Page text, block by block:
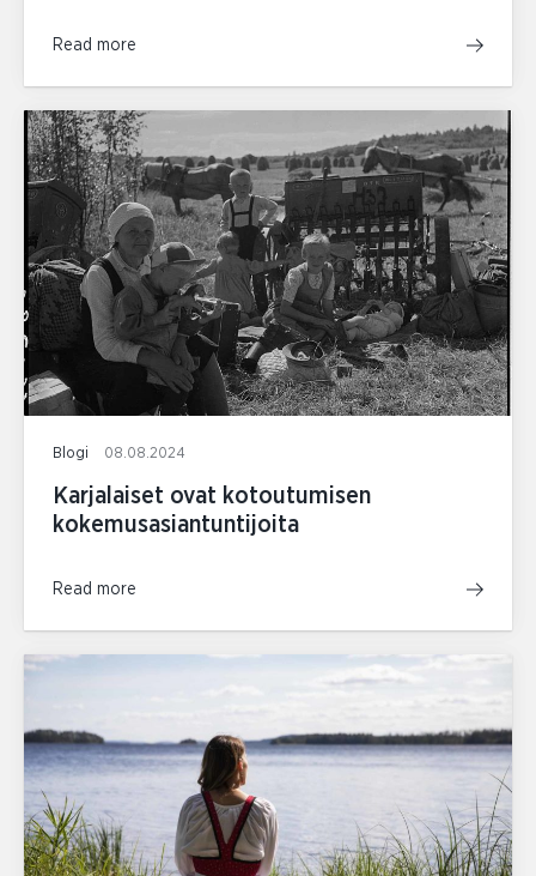
Read more
Blogi 08.08.2024
Karjalaiset ovat kotoutumisen
kokemusasiantuntijoita
Read more